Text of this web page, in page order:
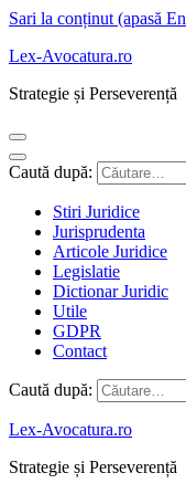
Sari la conținut (apasă
Lex-Avocatura.ro
Strategie și Perseverență
Caută după:
Stiri Juridice
Jurisprudenta
Articole Juridice
Legislatie
Dictionar Juridic
Utile
GDPR
Contact
Caută după:
Lex-Avocatura.ro
Strategie și Perseverență